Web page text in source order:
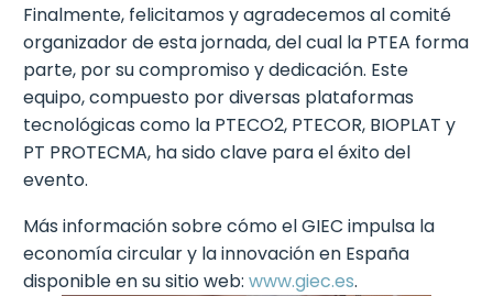
Finalmente, felicitamos y agradecemos al comité
organizador de esta jornada, del cual la PTEA forma
parte, por su compromiso y dedicación. Este
equipo, compuesto por diversas plataformas
tecnológicas como la PTECO2, PTECOR, BIOPLAT y
PT PROTECMA, ha sido clave para el éxito del
evento.
Más información sobre cómo el GIEC impulsa la
economía circular y la innovación en España
disponible en su sitio web: www.giec.es.